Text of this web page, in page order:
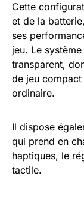
Cette
et de la
ses
jeu. Le
transparent,
de jeu compact
ordinaire.
Il dispose
qui prend en
haptiques, le
tactile.